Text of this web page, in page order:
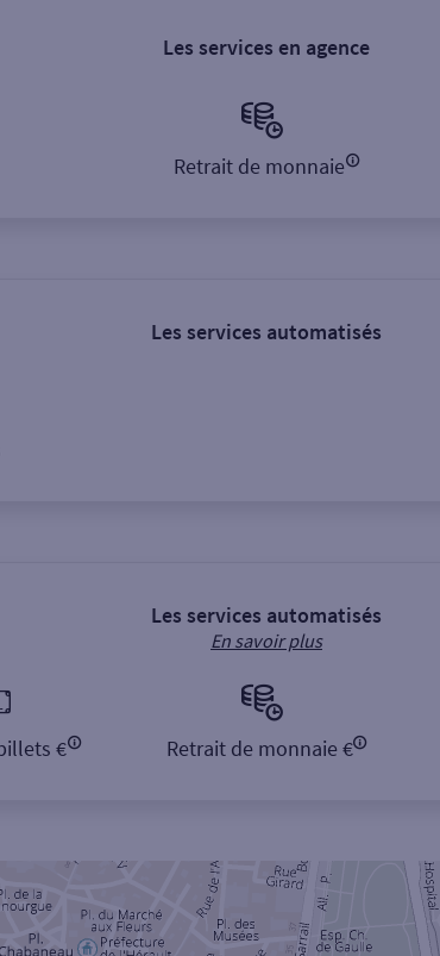
Les services en agence
Retrait de monnaie
Les services automatisés
Les services automatisés
En savoir plus
€ Retrait de monnaie €